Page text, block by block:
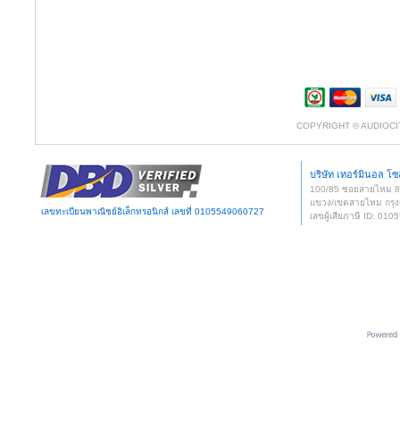
COPYRIGHT ©
เลขทะเบียนพาณิชย์อิเล็กทรอนิกส์ เลขที่ 0105549060727
บริษัท เทอร์มินอล โ
100/85 ซอยสายไหม
แขวง/เขตสายไหม กรุ
เลขผู้เสียภาษี ID: